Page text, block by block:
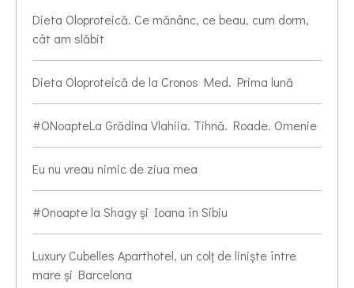
Dieta Oloproteică. Ce mănânc, ce beau, cum dorm,
cât am slăbit
Dieta Oloproteică de la Cronos Med. Prima lună
#ONoapteLa Grădina Vlahiia. Tihnă. Roade. Omenie
Eu nu vreau nimic de ziua mea
#Onoapte la Shagy și Ioana în Sibiu
Luxury Cubelles Aparthotel, un colț de liniște între
mare și Barcelona